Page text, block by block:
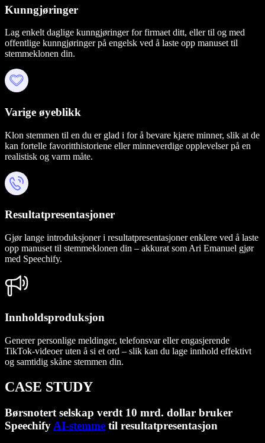
Kunngjøringer
Lag enkelt daglige kunngjøringer for firmaet ditt, eller til og med
offentlige kunngjøringer på engelsk ved å laste opp manuset til
stemmeklonen din.
Varige øyeblikk
Klon stemmen til en du er glad i for å bevare kjære minner, slik at de
kan fortelle favoritthistoriene eller minneverdige opplevelser på en
realistisk og varm måte.
Resultatpresentasjoner
Gjør lange introduksjoner i resultatpresentasjoner enklere ved å laste
opp manuset til stemmeklonen din – akkurat som Ari Emanuel gjør
med Speechify.
Innholdsproduksjon
Generer personlige meldinger, telefonsvar eller engasjerende
TikTok-videoer uten å si et ord – slik kan du lage innhold effektivt
og samtidig skåne stemmen din.
CASE STUDY
Børsnotert selskap verdt 10 mrd. dollar bruker
SpeechifyAI-stemme til resultatpresentasjon